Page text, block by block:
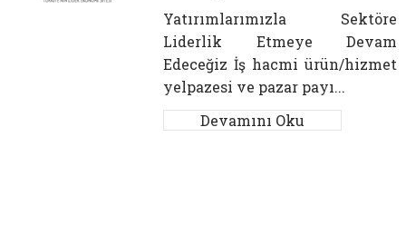
Yatırımlarımızla Sektöre
Liderlik Etmeye Devam
Edeceğiz İş hacmi ürün/hizmet
yelpazesi ve pazar payı...
Devamını Oku